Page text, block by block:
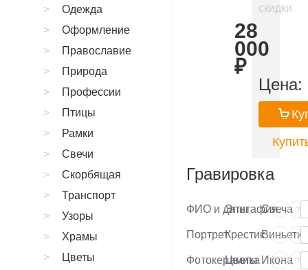
скидки
28
000
₽
Цена:
Гравировка
ФИО и даты ?
Портрет ?
Фотокерамика ?
Эпитафия ?
Крестик ?
Цветы ?
Свеча
Виньетка
Икона
Одежда
Оформление
Православие
Природа
Профессии
Птицы
Рамки
Свечи
Скорбящая
Транспорт
Узоры
Храмы
Цветы